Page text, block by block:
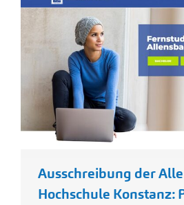
Ausschreibung der
Hochschule Konstanz: